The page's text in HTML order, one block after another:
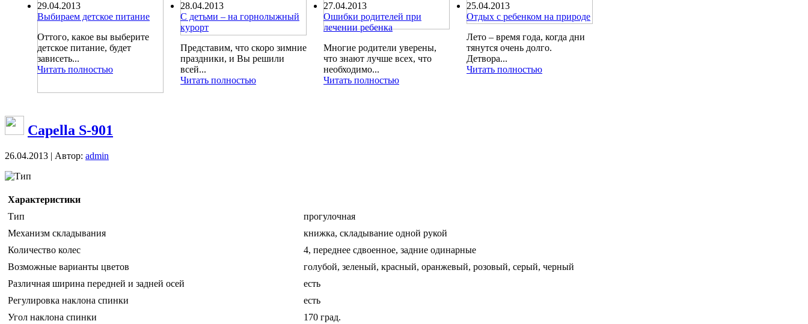
29.04.2013
Выбираем детское питание
Оттого, какое вы выберите
детское питание, будет
зависеть...
Читать полностью
28.04.2013
С детьми – на горнолыжный
курорт
Представим, что скоро зимние
праздники, и Вы решили
всей...
Читать полностью
27.04.2013
Ошибки родителей при
лечении ребенка
Многие родители уверены,
что знают лучше всех, что
необходимо...
Читать полностью
25.04.2013
Отдых с ребенком на природе
Лето – время года, когда дни
тянутся очень долго.
Детвора...
Читать полностью
Capella S-901
26.04.2013 | Автор: admin
Тип
Характеристики
Тип
прогулочная
Механизм складывания
книжка, складывание одной рукой
Количество колес
4, переднее сдвоенное, задние одинарные
Возможные варианты цветов
голубой, зеленый, красный, оранжевый, розовый, серый, черный
Различная ширина передней и задней осей
есть
Регулировка наклона спинки
есть
Угол наклона спинки
170 град.